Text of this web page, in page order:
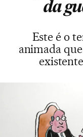
da
Este é o
animada